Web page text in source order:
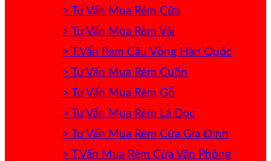
> Tư Vấn Mua Rèm Cửa
> Tư Vấn Mua Rèm Vải
> T.Vấn Rèm Cầu Vồng Hàn Quốc
> Tư Vấn Mua Rèm Cuốn
> Tư Vấn Mua Rèm Gỗ
> Tư Vấn Mua Rèm Lá Dọc
> Tư Vấn Mua Rèm Cửa Gia Đình
> T.Vấn Mua Rèm Cửa Văn Phòng